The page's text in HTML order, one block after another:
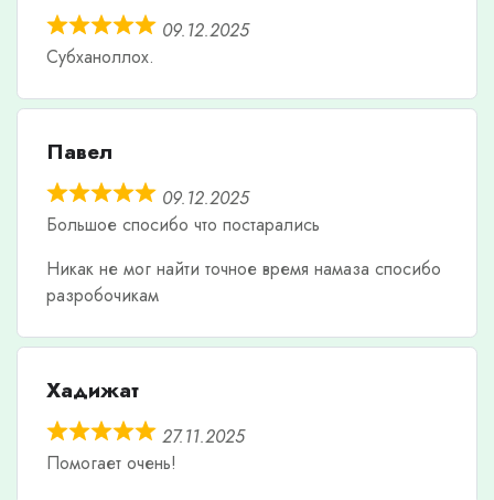
09.12.2025
Субханоллох.
Павел
09.12.2025
Большое спосибо что постарались
Никак не мог найти точное время намаза спосибо
разробочикам
Хадижат
27.11.2025
Помогает очень!